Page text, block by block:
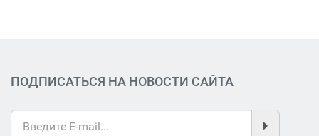
ПОДПИСАТЬСЯ НА НОВОСТИ САЙТА